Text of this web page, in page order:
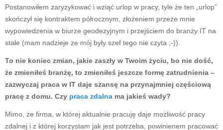
Postanowiłem zaryzykować i wziąć urlop w pracy, tyle że ten „urlop”
skończył się kontraktem półrocznym, złożeniem przeze mnie
wypowiedzenia w biurze geodezyjnym i przejściem do branży IT na
stałe (mam nadzieje ze mój były szef tego nie czyta ;-)).
To nie koniec zmian, jakie zaszły w Twoim życiu, bo nie dość,
że zmieniłeś branżę, to zmieniłeś jeszcze formę zatrudnienia –
zazwyczaj praca w IT daje szansę na przynajmniej częściową
pracę z domu. Czy praca zdalna ma jakieś wady?
Mimo, że firma, w której aktualnie pracuję daje możliwość pracy
zdalnej i z której korzystam jak jest potrzeba, powinienem pracować